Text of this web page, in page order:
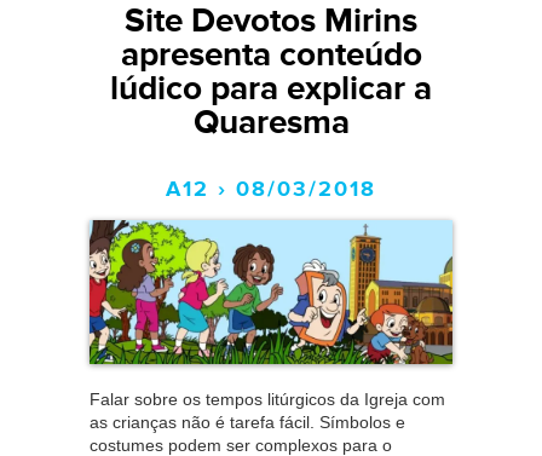
Site Devotos Mirins
apresenta conteúdo
lúdico para explicar a
Quaresma
A12 › 08/03/2018
Falar sobre os tempos litúrgicos da Igreja com
as crianças não é tarefa fácil. Símbolos e
costumes podem ser complexos para o